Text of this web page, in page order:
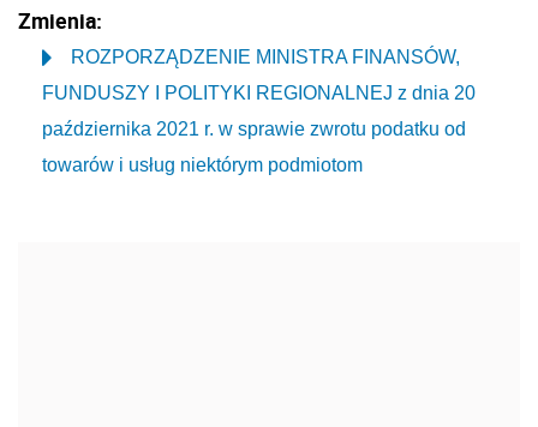
Zmienia:
ROZPORZĄDZENIE MINISTRA FINANSÓW,
FUNDUSZY I POLITYKI REGIONALNEJ z dnia 20
października 2021 r. w sprawie zwrotu podatku od
towarów i usług niektórym podmiotom